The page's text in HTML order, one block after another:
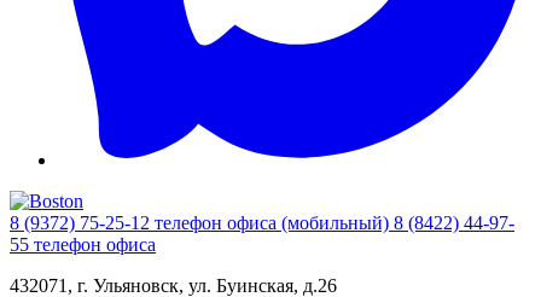
8 (9372) 75-25-12 телефон офиса (мобильный) 8 (8422) 44-97-
55 телефон офиса
432071, г. Ульяновск, ул. Буинская, д.26